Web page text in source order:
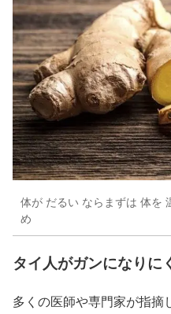
体が だるい ならまずは 体を
め
タイ人がガンになりに
多くの医師や専門家が指摘